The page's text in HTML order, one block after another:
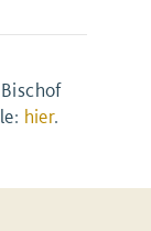
hier.